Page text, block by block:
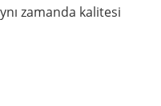
zamanda kalitesi